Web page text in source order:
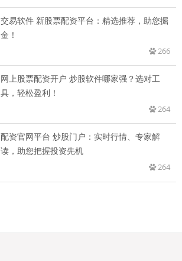
交易软件 新股票配资平台：精选推荐，助您掘
金！
266
网上股票配资开户 炒股软件哪家强？选对工
具，轻松盈利！
264
配资官网平台 炒股门户：实时行情、专家解
读，助您把握投资先机
264